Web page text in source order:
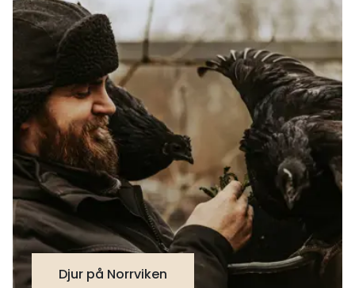
Djur på Norrviken